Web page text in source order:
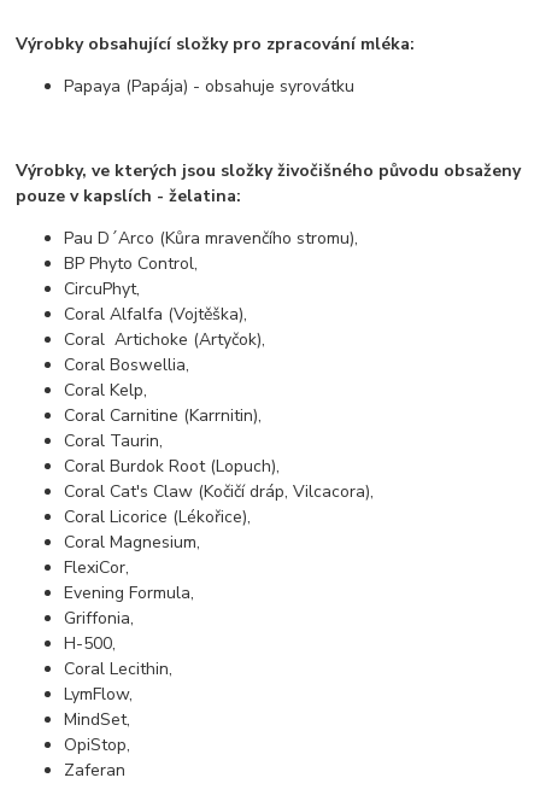
Výrobky obsahující složky pro zpracování mléka:
Papaya (Papája) - obsahuje syrovátku
Výrobky, ve kterých jsou složky živočišného původu obsaženy
pouze v kapslích - želatina:
Pau D´Arco (Kůra mravenčího stromu),
BP Phyto Control,
CircuPhyt,
Coral Alfalfa (Vojtěška),
Coral Artichoke (Artyčok),
Coral Boswellia,
Coral Kelp,
Coral Carnitine (Karrnitin),
Coral Taurin,
Coral Burdok Root (Lopuch),
Coral Cat's Claw (Kočičí dráp, Vilcacora),
Coral Licorice (Lékořice),
Coral Magnesium,
FlexiCor,
Evening Formula,
Griffonia,
H-500,
Coral Lecithin,
LymFlow,
MindSet,
OpiStop,
Zaferan